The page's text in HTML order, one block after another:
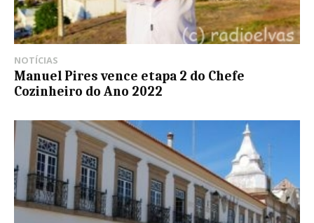
NOTÍCIAS
Manuel Pires vence etapa 2 do Chefe
Cozinheiro do Ano 2022